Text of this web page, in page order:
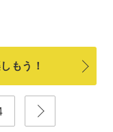
もう！